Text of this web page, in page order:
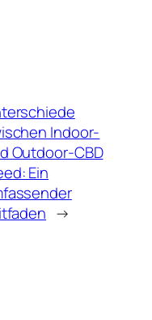
Indoor-
Outdoor-CBD
Ein
→